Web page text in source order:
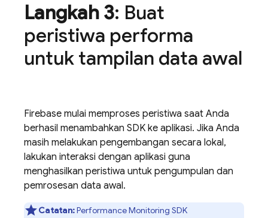
Langkah 3: Buat
peristiwa performa
untuk tampilan data awal
Firebase mulai memproses peristiwa saat Anda
berhasil menambahkan SDK ke aplikasi. Jika Anda
masih melakukan pengembangan secara lokal,
lakukan interaksi dengan aplikasi guna
menghasilkan peristiwa untuk pengumpulan dan
pemrosesan data awal.
Catatan:Performance Monitoring SDK